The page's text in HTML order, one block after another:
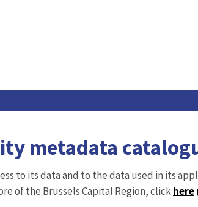
metadata
to its data and to the data used in its
of the Brussels Capital Region, clickhere